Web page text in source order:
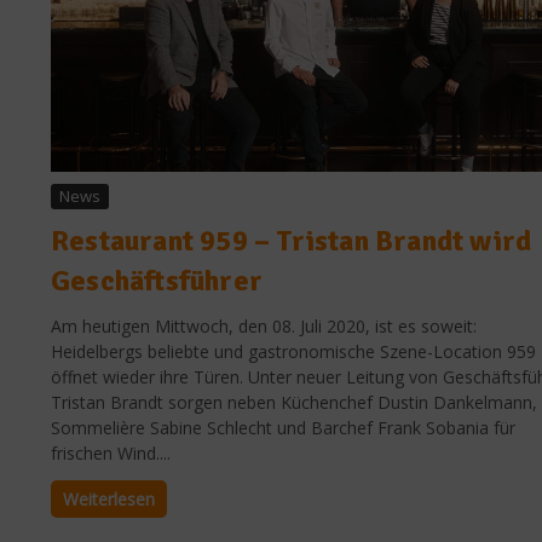
News
Restaurant 959 – Tristan Brandt wird
Geschäftsführer
Am heutigen Mittwoch, den 08. Juli 2020, ist es soweit:
Heidelbergs beliebte und gastronomische Szene-Location 959
öffnet wieder ihre Türen. Unter neuer Leitung von
Tristan Brandt sorgen neben Küchenchef Dustin Dankelmann,
Sommelière Sabine Schlecht und Barchef Frank Sobania für
frischen Wind....
Weiterlesen